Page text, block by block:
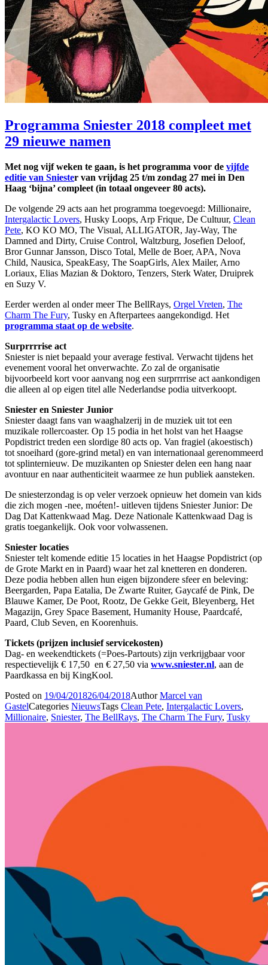
Programma Sniester 2018 compleet met
29 nieuwe namen
Met nog vijf weken te gaan, is het programma voor de vijfde
editie van Sniester van vrijdag 25 t/m zondag 27 mei in Den
Haag ‘bijna’ compleet (in totaal ongeveer 80 acts).
De volgende 29 acts aan het programma toegevoegd: Millionaire,
Intergalactic Lovers, Husky Loops, Arp Frique, De Cultuur, Clean
Pete, KO KO MO, The Visual, ALLIGATOR, Jay-Way, The
Damned and Dirty, Cruise Control, Waltzburg, Josefien Deloof,
Bror Gunnar Jansson, Disco Total, Melle de Boer, APA, Nova
Child, Nausica, SpeakEasy, The SoapGirls, Alex Mailer, Arno
Loriaux, Elias Mazian & Doktoro, Tenzers, Sterk Water, Druiprek
en Suzy V.
Eerder werden al onder meer The BellRays, Orgel Vreten, The
Charm The Fury, Tusky en Afterpartees aangekondigd. Het
programma staat op de website.
Surprrrrise act
Sniester is niet bepaald your average festival. Verwacht tijdens het
evenement vooral het onverwachte. Zo zal de organisatie
bijvoorbeeld kort voor aanvang nog een surprrrrise act aankondigen
die alleen al op eigen titel alle Nederlandse podia uitverkoopt.
Sniester en Sniester Junior
Sniester daagt fans van waaghalzerij in de muziek uit tot een
muzikale rollercoaster. Op 15 podia in het holst van het Haagse
Popdistrict treden een slordige 80 acts op. Van fragiel (akoestisch)
tot snoeihard (gore-grind metal) en van internationaal gerenommeerd
tot splinternieuw. De muzikanten op Sniester delen een hang naar
avontuur en naar authenticiteit waarmee ze hun publiek aansteken.
De sniesterzondag is op veler verzoek opnieuw het domein van kids
die zich mogen -nee, moéten!- uitleven tijdens Sniester Junior: De
Dag Dat Kattenkwaad Mag. Deze Nationale Kattenkwaad Dag is
gratis toegankelijk. Ook voor volwassenen.
Sniester locaties
Sniester telt komende editie 15 locaties in het Haagse Popdistrict (op
de Grote Markt en in Paard) waar het zal knetteren en donderen.
Deze podia hebben allen hun eigen bijzondere sfeer en beleving:
Beergarden, Papa Eatalia, De Zwarte Ruiter, Gaycafé de Pink, De
Blauwe Kamer, De Poot, Rootz, De Gekke Geit, Bleyenberg, Het
Magazijn, Grey Space Basement, Humanity House, Paardcafé,
Paard, Club Seven, en Koorenhuis.
Tickets (prijzen inclusief servicekosten)
Dag- en weekendtickets (=Poes-Partouts) zijn verkrijgbaar voor
respectievelijk € 17,50 en € 27,50 via www.sniester.nl, aan de
Paardkassa en bij KingKool.
Posted on 19/04/201826/04/2018AuthorMarcel van
GastelCategories NieuwsTags Clean Pete, Intergalactic Lovers,
Millionaire, Sniester, The BellRays, The Charm The Fury, Tusky